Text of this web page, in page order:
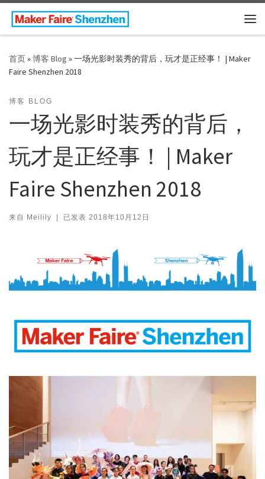
Skip to content
首页»博客 Blog »一场光影时装秀的背后，玩才是正经事！ | Maker
Faire Shenzhen 2018
博客 BLOG
一场光影时装秀的背后，
玩才是正经事！ | Maker
Faire Shenzhen 2018
来自 Meilily | 已发表 2018年10月12日